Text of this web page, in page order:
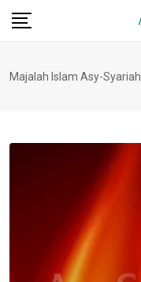
Skip
Majalah Islam Asy-Syariah